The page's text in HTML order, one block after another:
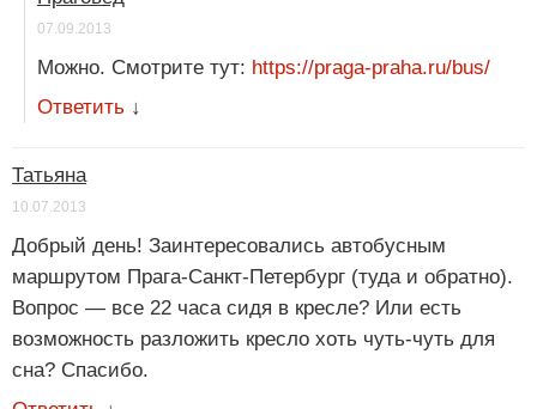
07.09.2013
Можно. Смотрите тут: https://praga-praha.ru/bus/
Ответить ↓
Татьяна
10.07.2013
Добрый день! Заинтересовались автобусным
маршрутом Прага-Санкт-Петербург (туда и обратно).
Вопрос — все 22 часа сидя в кресле? Или есть
возможность разложить кресло хоть чуть-чуть для
сна? Спасибо.